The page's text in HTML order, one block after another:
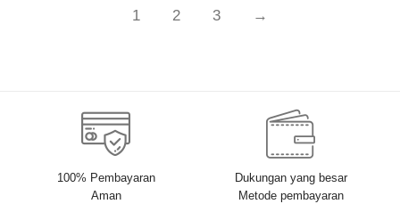
1 2 3 →
100% Pembayaran
Aman
Dukungan yang besar
Metode pembayaran